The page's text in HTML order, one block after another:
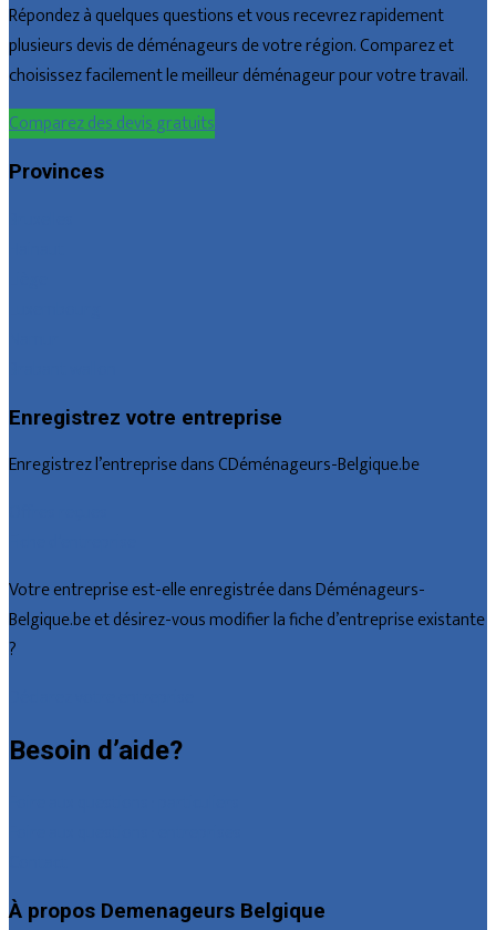
Répondez à quelques questions et vous recevrez rapidement
plusieurs devis de déménageurs de votre région. Comparez et
choisissez facilement le meilleur déménageur pour votre travail.
Comparez des devis gratuits
Provinces
Enregistrez votre entreprise
Enregistrez l’entreprise dans CDéménageurs-Belgique.be
Votre entreprise est-elle enregistrée dans Déménageurs-
Belgique.be et désirez-vous modifier la fiche d’entreprise existante
?
Besoin d’aide?
À propos Demenageurs Belgique